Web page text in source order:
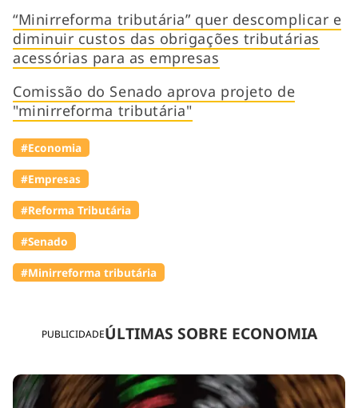
PUBLICIDADEÚLTIMAS SOBRE ECONOMIA
“Minirreforma tributária” quer descomplicar e
diminuir custos das obrigações tributárias
acessórias para as empresas
Comissão do Senado aprova projeto de
"minirreforma tributária"
#Economia
#Empresas
#Reforma Tributária
#Senado
#Minirreforma tributária